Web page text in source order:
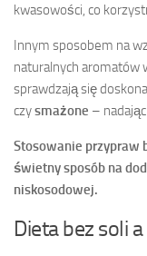
kwasowości, co
Innym sposobem na
naturalnych aromatów
sprawdzają się
czysmażone –
Stosowanie przypraw
świetny sposób na
niskosodowej.
Dieta bez soli